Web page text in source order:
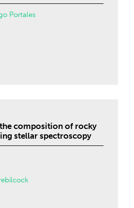
Portales
composition of rocky
stellar spectroscopy